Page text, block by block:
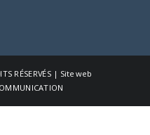
RÉSERVÉS | Site web